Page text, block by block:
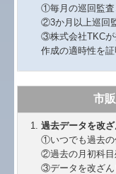
①毎月の巡回監査
②3か月以上巡回
③株式会社TKCが
作成の適時性を証
市
過去データを改ざ
①いつでも過去の
②過去の月初科目
③データを改ざん